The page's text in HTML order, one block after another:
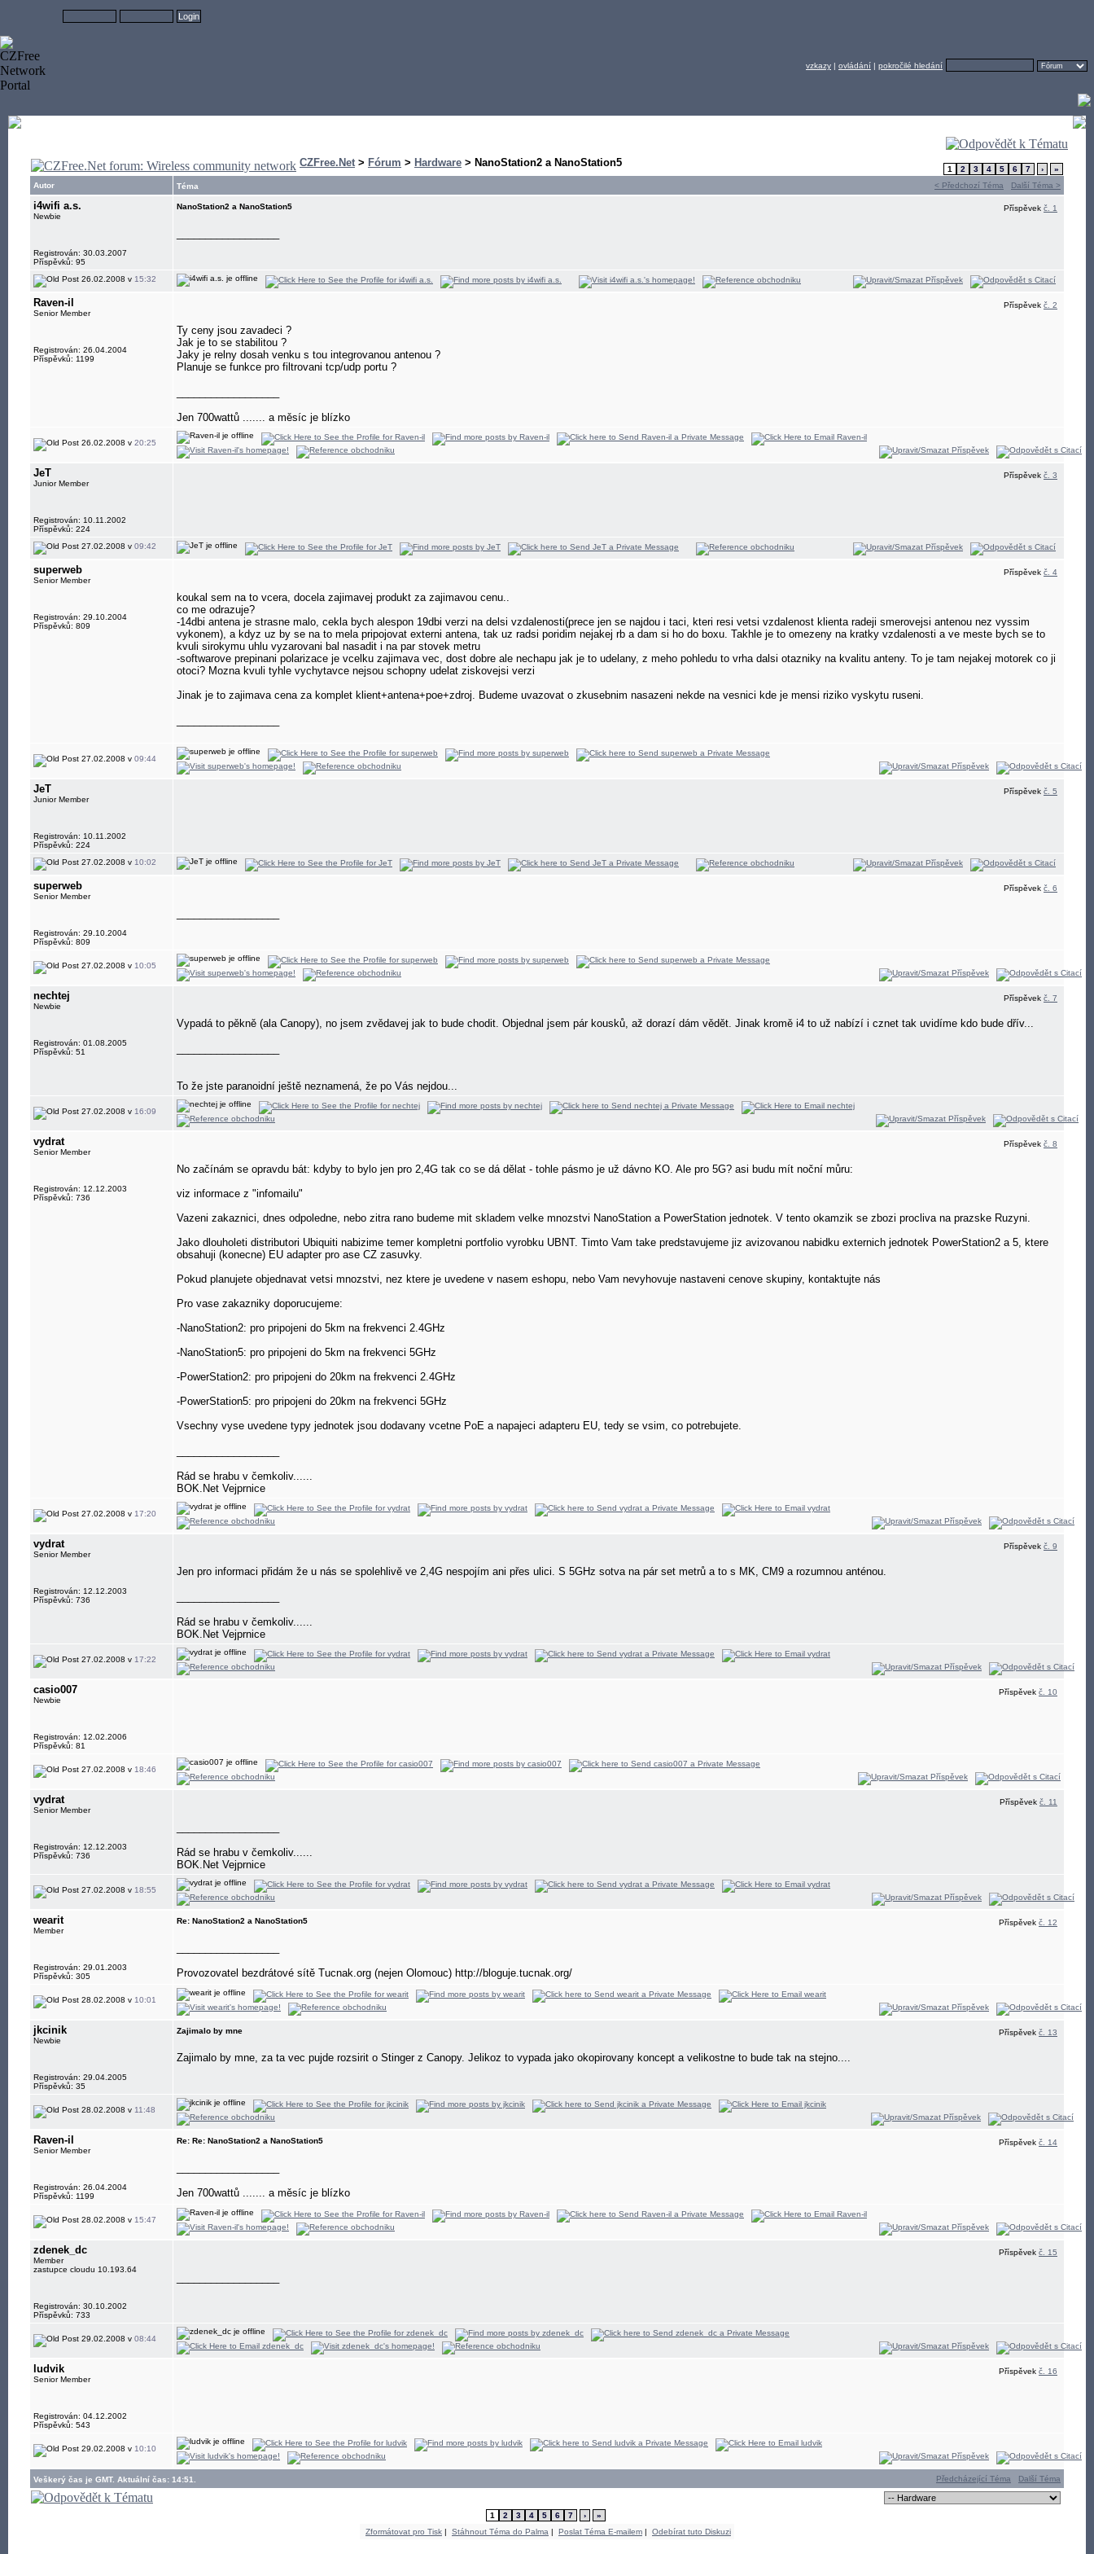
vzkazy | ovládání | pokročilé hledání
CZFree.Net > Fórum > Hardware > NanoStation2 a NanoStation5
1 2 3 4 5 6 7 ›
»
Autor
Téma < Předchozí Téma Další Téma >
i4wifi a.s.
Newbie
Registrován: 30.03.2007
Příspěvků: 95
NanoStation2 a NanoStation5 Příspěvek č. 1
26.02.2008 v 15:32
Raven-il
Senior Member
Registrován: 26.04.2004
Příspěvků: 1199
Příspěvek č. 2
Ty ceny jsou zavadeci ?
Jak je to se stabilitou ?
Jaky je relny dosah venku s tou integrovanou antenou ?
Planuje se funkce pro filtrovani tcp/udp portu ?
Jen 700wattů ....... a měsíc je blízko
26.02.2008 v 20:25
JeT
Junior Member
Registrován: 10.11.2002
Příspěvků: 224
Příspěvek č. 3
27.02.2008 v 09:42
superweb
Senior Member
Registrován: 29.10.2004
Příspěvků: 809
Příspěvek č. 4
koukal sem na to vcera, docela zajimavej produkt za zajimavou cenu..
co me odrazuje?
-14dbi antena je strasne malo, cekla bych alespon 19dbi verzi na delsi vzdalenosti(prece jen se najdou i taci, kteri resi vetsi vzdalenost klienta radeji smerovejsi antenou nez vyssim
vykonem), a kdyz uz by se na to mela pripojovat externi antena, tak uz radsi poridim nejakej rb a dam si ho do boxu. Takhle je to omezeny na kratky vzdalenosti a ve meste bych se to
kvuli sirokymu uhlu vyzarovani bal nasadit i na par stovek metru
-softwarove prepinani polarizace je vcelku zajimava vec, dost dobre ale nechapu jak je to udelany, z meho pohledu to vrha dalsi otazniky na kvalitu anteny. To je tam nejakej motorek co ji
otoci? Mozna kvuli tyhle vychytavce nejsou schopny udelat ziskovejsi verzi
Jinak je to zajimava cena za komplet klient+antena+poe+zdroj. Budeme uvazovat o zkusebnim nasazeni nekde na vesnici kde je mensi riziko vyskytu ruseni.
27.02.2008 v 09:44
JeT
Junior Member
Registrován: 10.11.2002
Příspěvků: 224
Příspěvek č. 5
27.02.2008 v 10:02
superweb
Senior Member
Registrován: 29.10.2004
Příspěvků: 809
Příspěvek č. 6
27.02.2008 v 10:05
nechtej
Newbie
Registrován: 01.08.2005
Příspěvků: 51
Příspěvek č. 7
Vypadá to pěkně (ala Canopy), no jsem zvědavej jak to bude chodit. Objednal jsem pár kousků, až dorazí dám vědět. Jinak kromě i4 to už nabízí i cznet tak uvidíme kdo bude dřív...
To že jste paranoidní ještě neznamená, že po Vás nejdou...
27.02.2008 v 16:09
vydrat
Senior Member
Registrován: 12.12.2003
Příspěvků: 736
Příspěvek č. 8
No začínám se opravdu bát: kdyby to bylo jen pro 2,4G tak co se dá dělat - tohle pásmo je už dávno KO. Ale pro 5G? asi budu mít noční můru:
viz informace z "infomailu"
Vazeni zakaznici, dnes odpoledne, nebo zitra rano budeme mit skladem velke mnozstvi NanoStation a PowerStation jednotek. V tento okamzik se zbozi procliva na prazske Ruzyni.
Jako dlouholeti distributori Ubiquiti nabizime temer kompletni portfolio vyrobku UBNT. Timto Vam take predstavujeme jiz avizovanou nabidku externich jednotek PowerStation2 a 5, ktere
obsahuji (konecne) EU adapter pro ase CZ zasuvky.
Pokud planujete objednavat vetsi mnozstvi, nez ktere je uvedene v nasem eshopu, nebo Vam nevyhovuje nastaveni cenove skupiny, kontaktujte nás
Pro vase zakazniky doporucujeme:
-NanoStation2: pro pripojeni do 5km na frekvenci 2.4GHz
-NanoStation5: pro pripojeni do 5km na frekvenci 5GHz
-PowerStation2: pro pripojeni do 20km na frekvenci 2.4GHz
-PowerStation5: pro pripojeni do 20km na frekvenci 5GHz
Vsechny vyse uvedene typy jednotek jsou dodavany vcetne PoE a napajeci adapteru EU, tedy se vsim, co potrebujete.
Rád se hrabu v čemkoliv......
BOK.Net Vejprnice
27.02.2008 v 17:20
vydrat
Senior Member
Registrován: 12.12.2003
Příspěvků: 736
Příspěvek č. 9
Jen pro informaci přidám že u nás se spolehlivě ve 2,4G nespojím ani přes ulici. S 5GHz sotva na pár set metrů a to s MK, CM9 a rozumnou anténou.
Rád se hrabu v čemkoliv......
BOK.Net Vejprnice
27.02.2008 v 17:22
casio007
Newbie
Registrován: 12.02.2006
Příspěvků: 81
Příspěvek č. 10
27.02.2008 v 18:46
vydrat
Senior Member
Registrován: 12.12.2003
Příspěvků: 736
Příspěvek č. 11
Rád se hrabu v čemkoliv......
BOK.Net Vejprnice
27.02.2008 v 18:55
wearit
Member
Registrován: 29.01.2003
Příspěvků: 305
Re: NanoStation2 a NanoStation5 Příspěvek č. 12
Provozovatel bezdrátové sítě Tucnak.org (nejen Olomouc) http://bloguje.tucnak.org/
28.02.2008 v 10:01
jkcinik
Newbie
Registrován: 29.04.2005
Příspěvků: 35
Zajimalo by mne Příspěvek č. 13
Zajimalo by mne, za ta vec pujde rozsirit o Stinger z Canopy. Jelikoz to vypada jako okopirovany koncept a velikostne to bude tak na stejno....
28.02.2008 v 11:48
Raven-il
Senior Member
Registrován: 26.04.2004
Příspěvků: 1199
Re: Re: NanoStation2 a NanoStation5 Příspěvek č. 14
Jen 700wattů ....... a měsíc je blízko
28.02.2008 v 15:47
zdenek_dc
Member
zastupce cloudu 10.193.64
Registrován: 30.10.2002
Příspěvků: 733
Příspěvek č. 15
29.02.2008 v 08:44
ludvik
Senior Member
Registrován: 04.12.2002
Příspěvků: 543
Příspěvek č. 16
29.02.2008 v 10:10
Veškerý čas je GMT. Aktuální čas: 14:51. Předcházející Téma Další Téma
1 2 3 4 5 6 7 ›
»
Zformátovat pro Tisk | Stáhnout Téma do Palma | Poslat Téma E-mailem | Odebírat tuto Diskuzi